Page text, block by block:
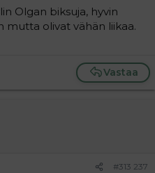
Olgan biksuja, hyvin
olivat vähän liikaa.
Vastaa
#313 237